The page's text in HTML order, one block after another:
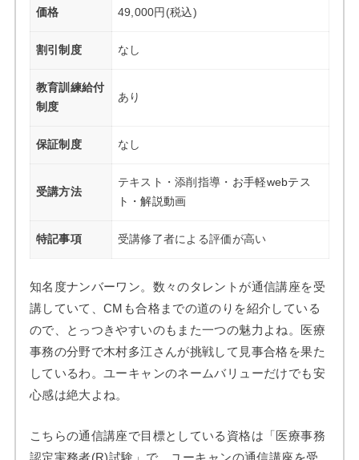
価格 49,000円(税込)
割引制度 なし
教育訓練給付
制度
あり
保証制度 なし
受講方法
テキスト・添削指導・ お手軽webテス
ト・解説動画
特記事項 受講修了者による評価が高い
知名度ナンバーワン。数々のタレントが通信講座を受
講していて、CMも合格までの道のりを紹介している
ので、とっつきやすいのもまた一つの魅力よね。医療
事務の分野で木村多江さんが挑戦して見事合格を果た
しているわ。ユーキャンのネームバリューだけでも安
心感は絶大よね。
こちらの通信講座で目標としている資格は「医療事務